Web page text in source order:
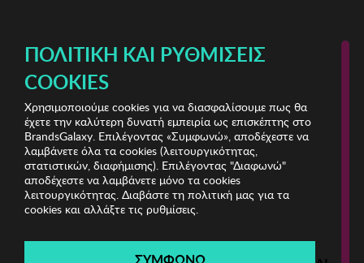
Home Sales ΣΠΙΤΙ
Home Sales
Λήγει σε: 00ημέρες | 00ώρες 00λεπτά 00δευτ.
Filters
ΠΟΛΙΤΙΚΉ ΚΑΙ ΡΥΘΜΊΣΕΙΣ
COOKIES
Χρησιμοποιούμε cookies για να διασφαλίσουμε πως θα
έχετε την καλύτερη δυνατή εμπειρία ως επισκέπτης στο
BrandsGalaxy. Επιλέγοντας «Συμφωνώ», αποδέχεστε να
λαμβάνετε όλα τα cookies (λειτουργικότητας,
στατιστικών, διαφήμισης). Επιλέγοντας "Διαφωνώ"
αποδέχεστε να λαμβάνετε μόνο τα cookies
λειτουργικότητας. Διαβάστε τη πολιτική μας για τα
cookies και αλλάξτε τις ρυθμίσεις.
ΣΥΜΦΩΝΩ